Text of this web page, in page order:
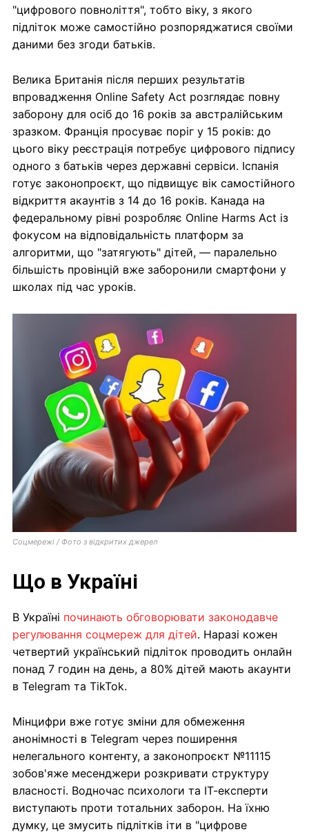
"цифрового повноліття", тобто віку, з якого
підліток може самостійно розпоряджатися своїми
даними без згоди батьків.
Велика Британія після перших результатів
впровадження Online Safety Act розглядає повну
заборону для осіб до 16 років за австралійським
зразком. Франція просуває поріг у 15 років: до
цього віку реєстрація потребує цифрового підпису
одного з батьків через державні сервіси. Іспанія
готує законопроєкт, що підвищує вік самостійного
відкриття акаунтів з 14 до 16 років. Канада на
федеральному рівні розробляє Online Harms Act із
фокусом на відповідальність платформ за
алгоритми, що "затягують" дітей, — паралельно
більшість провінцій вже заборонили смартфони у
школах під час уроків.
Соцмережі / Фото з відкритих джерел
Що в Україні
В Україні починають обговорювати законодавче
регулювання соцмереж для дітей. Наразі кожен
четвертий український підліток проводить онлайн
понад 7 годин на день, а 80% дітей мають акаунти
в Telegram та TikTok.
Мінцифри вже готує зміни для обмеження
анонімності в Telegram через поширення
нелегального контенту, а законопроєкт №11115
зобов'яже месенджери розкривати структуру
власності. Водночас психологи та ІТ-експерти
виступають проти тотальних заборон. На їхню
думку, це змусить підлітків іти в "цифрове